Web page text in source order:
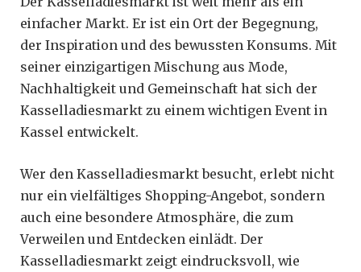
einfacher Markt. Er ist ein Ort der Begegnung,
der Inspiration und des bewussten Konsums. Mit
seiner einzigartigen Mischung aus Mode,
Nachhaltigkeit und Gemeinschaft hat sich der
Kasselladiesmarkt zu einem wichtigen Event in
Kassel entwickelt.
Wer den Kasselladiesmarkt besucht, erlebt nicht
nur ein vielfältiges Shopping-Angebot, sondern
auch eine besondere Atmosphäre, die zum
Verweilen und Entdecken einlädt. Der
Kasselladiesmarkt zeigt eindrucksvoll, wie